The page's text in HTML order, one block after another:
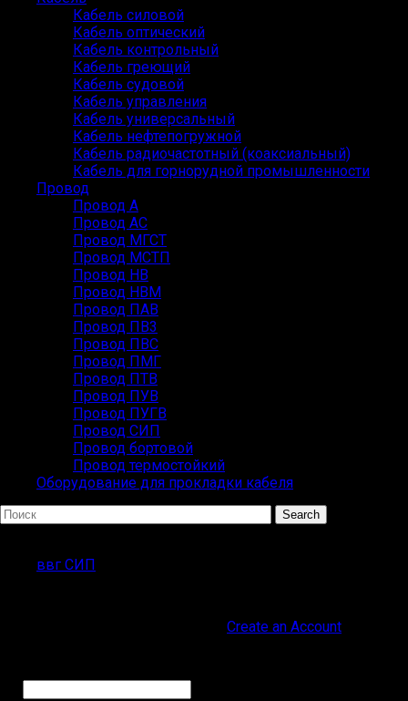
Кабель силовой
Кабель оптический
Кабель контрольный
Кабель греющий
Кабель судовой
Кабель управления
Кабель универсальный
Кабель нефтепогружной
Кабель радиочастотный (коаксиальный)
Кабель для горнорудной промышленности
Провод
Провод А
Провод АС
Провод МГСТ
Провод МСТП
Провод НВ
Провод НВМ
Провод ПАВ
Провод ПВ3
Провод ПВС
Провод ПМГ
Провод ПТВ
Провод ПУВ
Провод ПУГВ
Провод СИП
Провод бортовой
Провод термостойкий
Оборудование для прокладки кабеля
Search
ввг СИП
Create an Account